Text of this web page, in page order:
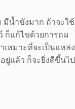
มีน้ำขังมาก ถ้าจะใช้
ก็แก้ไขด้วยการถม
หมาะที่จะเป็นแหล่ง
แล้ว ก็จะยิ่งดีขึ้นไป